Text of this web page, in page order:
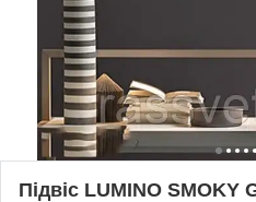
Підвіс LUMINO SMOKY